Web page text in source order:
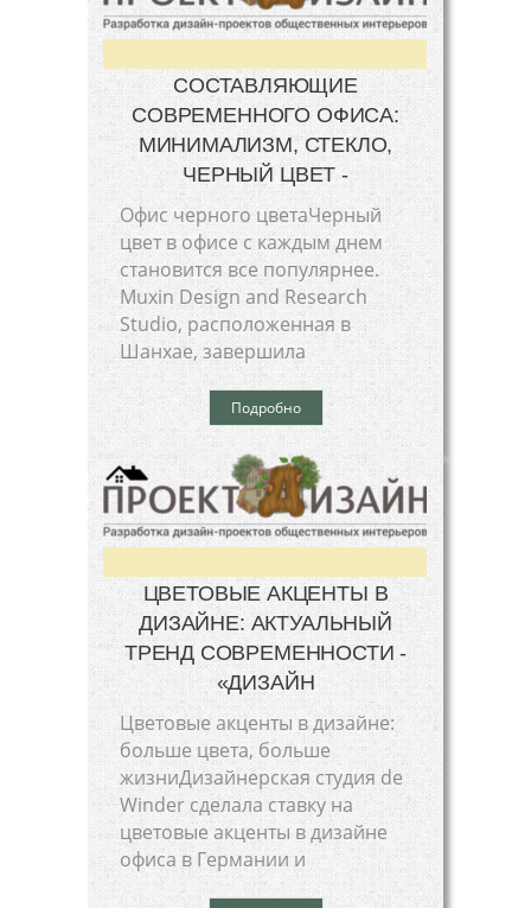
СОСТАВЛЯЮЩИЕ
СОВРЕМЕННОГО ОФИСА:
МИНИМАЛИЗМ, СТЕКЛО,
ЧЕРНЫЙ ЦВЕТ -
Офис черного цветаЧерный
цвет в офисе с каждым днем
становится все популярнее.
Muxin Design and Research
Studio, расположенная в
Шанхае, завершила
Подробно
ЦВЕТОВЫЕ АКЦЕНТЫ В
ДИЗАЙНЕ: АКТУАЛЬНЫЙ
ТРЕНД СОВРЕМЕННОСТИ -
«ДИЗАЙН
Цветовые акценты в дизайне:
больше цвета, больше
жизниДизайнерская студия de
Winder сделала ставку на
цветовые акценты в дизайне
офиса в Германии и